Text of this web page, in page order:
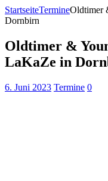
StartseiteTermineOldtimer
Dornbirn
Oldtimer &
LaKaZe in
6. Juni 2023 Termine 0